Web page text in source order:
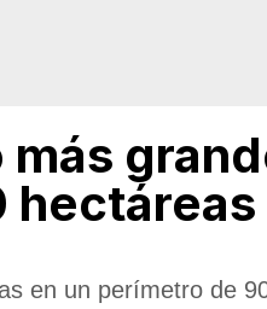
en un perímetro de